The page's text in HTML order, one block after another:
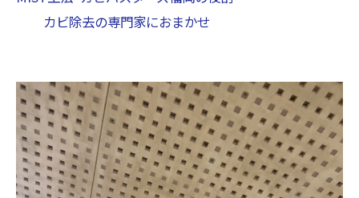
カビ除去の専門家におまかせ